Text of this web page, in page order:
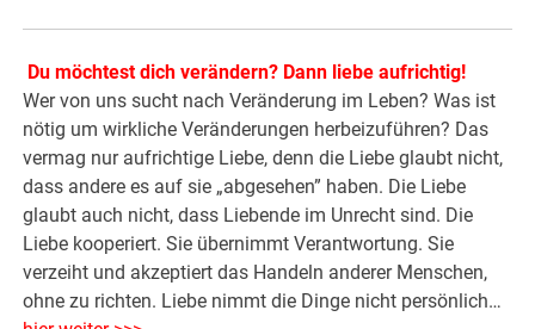
Du möchtest dich verändern? Dann liebe aufrichtig!
Wer von uns sucht nach Veränderung im Leben? Was ist
nötig um wirkliche Veränderungen herbeizuführen? Das
vermag nur aufrichtige Liebe, denn die Liebe glaubt nicht,
dass andere es auf sie „abgesehen” haben. Die Liebe
glaubt auch nicht, dass Liebende im Unrecht sind. Die
Liebe kooperiert. Sie übernimmt Verantwortung. Sie
verzeiht und akzeptiert das Handeln anderer Menschen,
ohne zu richten. Liebe nimmt die Dinge nicht persönlich…